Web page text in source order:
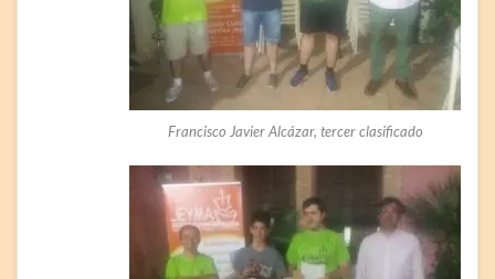
Francisco Javier Alcázar, tercer clasificado